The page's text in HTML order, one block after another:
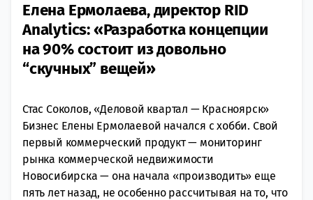
Елена Ермолаева, директор RID
Analytics: «Разработка концепции
на 90% состоит из довольно
“скучных” вещей»
Стас Соколов, «Деловой квартал — Красноярск»
Бизнес Елены Ермолаевой начался с хобби. Свой
первый коммерческий продукт — мониторинг
рынка коммерческой недвижимости
Новосибирска — она начала «производить» еще
пять лет назад, не особенно рассчитывая на то, что